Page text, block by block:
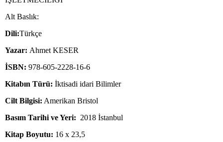
Alt Baslık:
Dili:Türkçe
Yazar: Ahmet KESER
İSBN: 978-605-2228-16-6
Kitabın Türü: İktisadi idari Bilimler
Cilt Bilgisi: Amerikan Bristol
Basım Tarihi ve Yeri: 2018 İstanbul
Kitap Boyutu: 16 x 23,5